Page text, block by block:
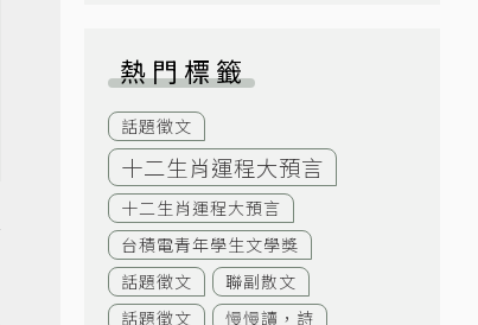
熱門標籤
話題徵文
十二生肖運程大預言
十二生肖運程大預言
台積電青年學生文學獎
話題徵文
聯副散文
話題徵文
慢慢讀，詩